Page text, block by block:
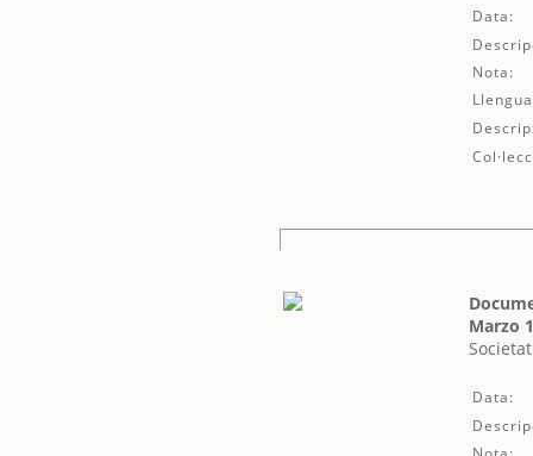
Data:
Nota:
Marzo
Data: